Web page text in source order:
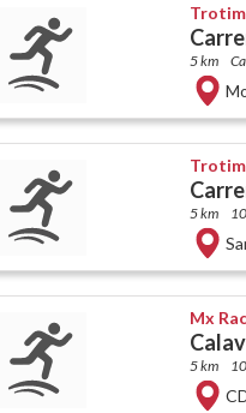
5 km
5 km
Mx
5 km